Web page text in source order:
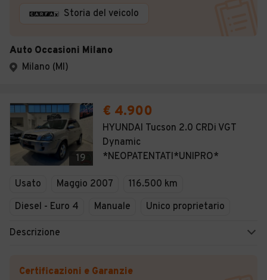
Storia del veicolo
Auto Occasioni Milano
Milano (MI)
19
€ 4.900
HYUNDAI Tucson 2.0 CRDi VGT
Dynamic
*NEOPATENTATI*UNIPRO*
Usato Maggio 2007
116.500 km
Diesel - Euro 4
Manuale Unico proprietario
Descrizione
Certificazioni e Garanzie